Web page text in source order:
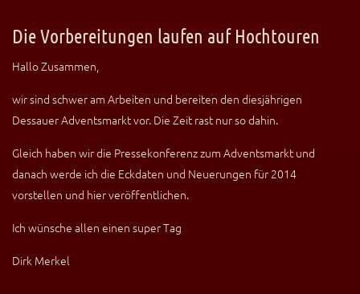
Die Vorbereitungen laufen auf Hochtouren
Hallo Zusammen,
wir sind schwer am Arbeiten und bereiten den diesjährigen
Dessauer Adventsmarkt vor. Die Zeit rast nur so dahin.
Gleich haben wir die Pressekonferenz zum Adventsmarkt und
danach werde ich die Eckdaten und Neuerungen für 2014
vorstellen und hier veröffentlichen.
Ich wünsche allen einen super Tag
Dirk Merkel